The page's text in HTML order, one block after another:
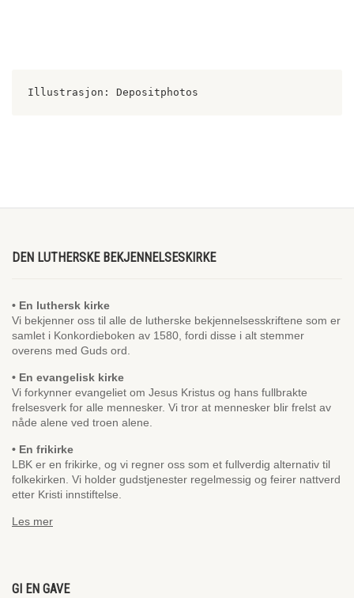
Illustrasjon: Depositphotos
DEN LUTHERSKE BEKJENNELSESKIRKE
• En luthersk kirke
Vi bekjenner oss til alle de lutherske bekjennelsesskriftene som er
samlet i Konkordieboken av 1580, fordi disse i alt stemmer
overens med Guds ord.
• En evangelisk kirke
Vi forkynner evangeliet om Jesus Kristus og hans fullbrakte
frelsesverk for alle mennesker. Vi tror at mennesker blir frelst av
nåde alene ved troen alene.
• En frikirke
LBK er en frikirke, og vi regner oss som et fullverdig alternativ til
folkekirken. Vi holder gudstjenester regelmessig og feirer nattverd
etter Kristi innstiftelse.
Les mer
GI EN GAVE